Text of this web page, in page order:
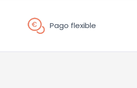
Pago flexible